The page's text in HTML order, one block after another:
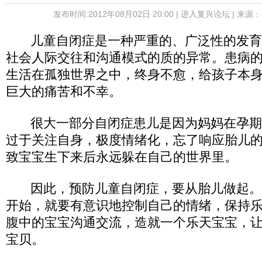
发布时间:2012年08月02日 20:00 | 进入复兴论坛| 来源
儿童自闭症是一种严重的、广泛性的发育
社会人际交往和沟通模式的质的异常。患病
生活在孤独世界之中，终身不愈，给孩子本
巨大的痛苦和不幸。
很大一部分自闭症患儿是因为妈妈在孕期
过于关注自身，极度情绪化，忘了响应胎儿
致宝宝生下来后永远躲在自己的世界里。
因此，预防儿童自闭症，要从胎儿做起。
开始，就要有意识地控制自己的情绪，保持
腹中的宝宝沟通交流，造就一个乐天宝宝，
宝贝。